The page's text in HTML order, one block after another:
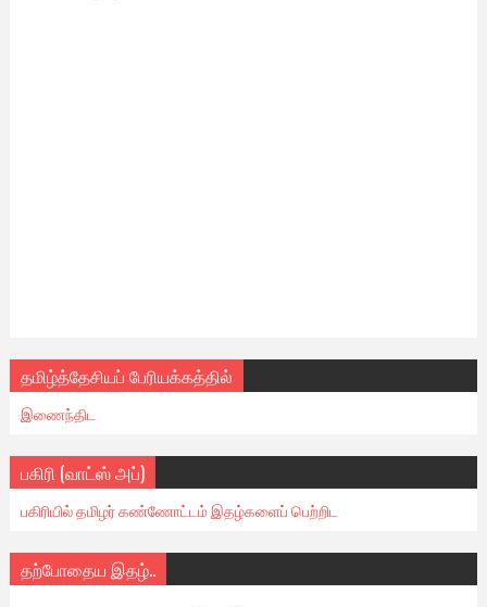
தமிழ்த்தேசியப் பேரியக்கத்தில்
இணைந்திட
பகிரி (வாட்ஸ் அப்)
பகிரியில் தமிழர் கண்ணோட்டம் இதழ்களைப் பெற்றிட
தற்போதைய இதழ்..